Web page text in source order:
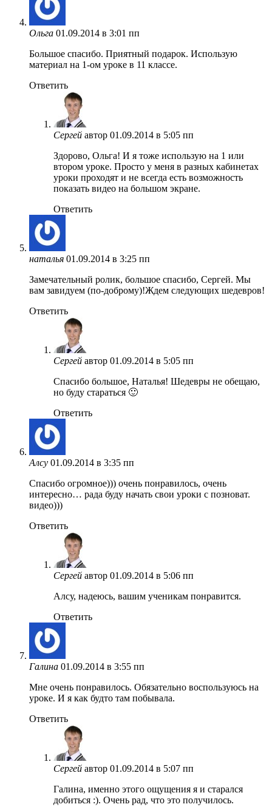
Ольга 01.09.2014 в 3:01 пп
Большое спасибо. Приятный подарок. Использую
материал на 1-ом уроке в 11 классе.
Ответить
Сергей автор 01.09.2014 в 5:05 пп
Здорово, Ольга! И я тоже использую на 1 или
втором уроке. Просто у меня в разных кабинетах
уроки проходят и не всегда есть возможность
показать видео на большом экране.
Ответить
наталья 01.09.2014 в 3:25 пп
Замечательный ролик, большое спасибо, Сергей. Мы
вам завидуем (по-доброму)!Ждем следующих шедевров!
Ответить
Сергей автор 01.09.2014 в 5:05 пп
Спасибо большое, Наталья! Шедевры не обещаю,
но буду стараться 🙂
Ответить
Алсу 01.09.2014 в 3:35 пп
Спасибо огромное))) очень понравилось, очень
интересно… рада буду начать свои уроки с позноват.
видео)))
Ответить
Сергей автор 01.09.2014 в 5:06 пп
Алсу, надеюсь, вашим ученикам понравится.
Ответить
Галина 01.09.2014 в 3:55 пп
Мне очень понравилось. Обязательно воспользуюсь на
уроке. И я как будто там побывала.
Ответить
Сергей автор 01.09.2014 в 5:07 пп
Галина, именно этого ощущения я и старался
добиться :). Очень рад, что это получилось.